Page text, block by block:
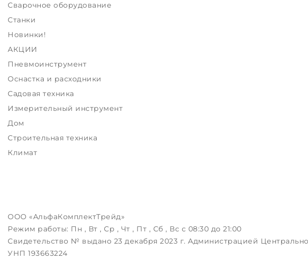
Сварочное оборудование
Станки
Новинки!
АКЦИИ
Пневмоинструмент
Оснастка и расходники
Садовая техника
Измерительный инструмент
Дом
Строительная техника
Климат
ООО «АльфаКомплектТрейд»
Режим работы: Пн , Вт , Ср , Чт , Пт , Сб , Вс c 08:30 до 21:00
Свидетельство № выдано 23 декабря 2023 г. Администрацией
УНП 193663224